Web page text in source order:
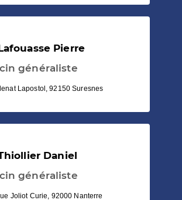
Pierre
généraliste
Lapostol, 92150 Suresnes
Daniel
généraliste
Joliot Curie, 92000 Nanterre